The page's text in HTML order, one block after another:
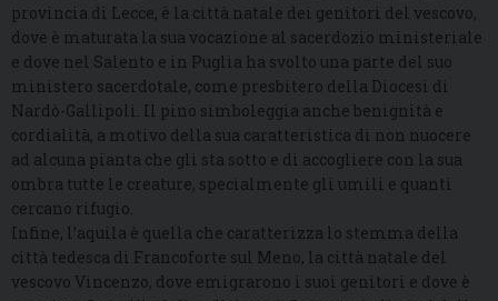
provincia di Lecce, è la città natale dei genitori del vescovo,
dove è maturata la sua vocazione al sacerdozio ministeriale
e dove nel Salento e in Puglia ha svolto una parte del suo
ministero sacerdotale, come presbitero della Diocesi di
Nardò-Gallipoli. Il pino simboleggia anche benignità e
cordialità, a motivo della sua caratteristica di non nuocere
ad alcuna pianta che gli sta sotto e di accogliere con la sua
ombra tutte le creature, specialmente gli umili e quanti
cercano rifugio.
Infine, l’aquila è quella che caratterizza lo stemma della
città tedesca di Francoforte sul Meno, la città natale del
vescovo Vincenzo, dove emigrarono i suoi genitori e dove è